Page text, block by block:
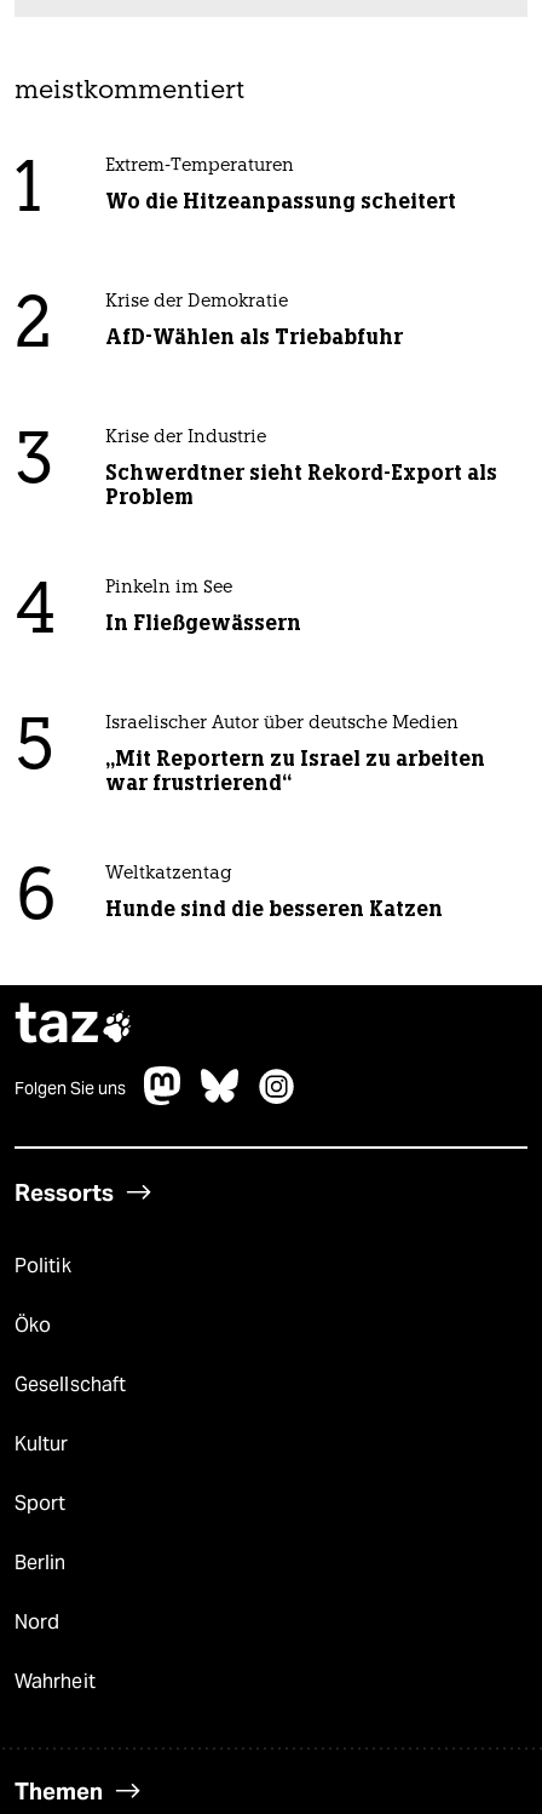
meistkommentiert
1 Extrem-Temperaturen
Wo die Hitzeanpassung scheitert
2 Krise der Demokratie
AfD-Wählen als Triebabfuhr
3 Krise der Industrie
Schwerdtner sieht Rekord-Export als
Problem
4 Pinkeln im See
In Fließgewässern
5 Israelischer Autor über deutsche Medien
„Mit Reportern zu Israel zu arbeiten
war frustrierend“
6 Weltkatzentag
Hunde sind die besseren Katzen
taz
Folgen Sie uns
Ressorts
Politik
Öko
Gesellschaft
Kultur
Sport
Berlin
Nord
Wahrheit
Themen